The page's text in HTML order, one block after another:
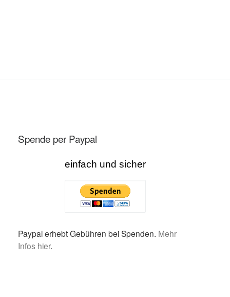
Spende per Paypal
einfach und sicher
Paypal erhebt Gebühren bei Spenden. Mehr
Infos hier.